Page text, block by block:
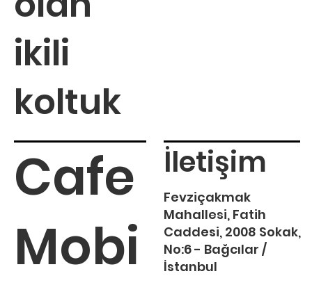
ikili
koltuk
Cafe
Mobi
İletişim
Fevziçakmak
Mahallesi, Fatih
Caddesi, 2008 Sokak,
No:6 - Bağcılar /
İstanbul